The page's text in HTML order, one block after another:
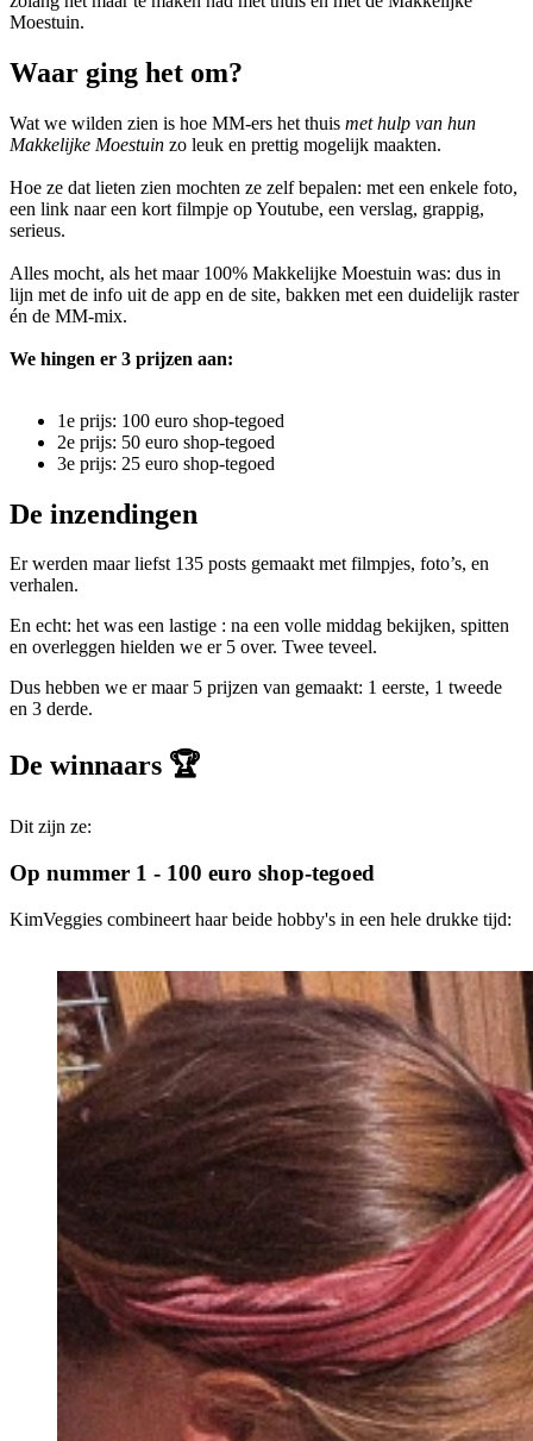
Moestuin.
Waar ging het om?
Wat we wilden zien is hoe MM-ers het thuis met hulp van hun
Makkelijke Moestuin zo leuk en prettig mogelijk maakten.
Hoe ze dat lieten zien mochten ze zelf bepalen: met een enkele foto,
een link naar een kort filmpje op Youtube, een verslag, grappig,
serieus.
Alles mocht, als het maar 100% Makkelijke Moestuin was: dus in
lijn met de info uit de app en de site, bakken met een duidelijk raster
én de MM-mix.
We hingen er 3 prijzen aan:
1e prijs: 100 euro shop-tegoed
2e prijs: 50 euro shop-tegoed
3e prijs: 25 euro shop-tegoed
De inzendingen
Er werden maar liefst 135 posts gemaakt met filmpjes, foto’s, en
verhalen.
En echt: het was een lastige : na een volle middag bekijken, spitten
en overleggen hielden we er 5 over. Twee teveel.
Dus hebben we er maar 5 prijzen van gemaakt: 1 eerste, 1 tweede
en 3 derde.
De winnaars 🏆
Dit zijn ze:
Op nummer 1 - 100 euro shop-tegoed
KimVeggies combineert haar beide hobby's in een hele drukke tijd: